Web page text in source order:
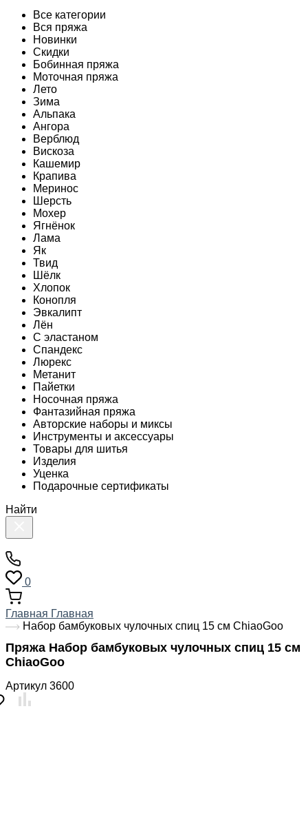
Все категории
Вся пряжа
Новинки
Скидки
Бобинная пряжа
Моточная пряжа
Лето
Зима
Альпака
Ангора
Верблюд
Вискоза
Кашемир
Крапива
Меринос
Шерсть
Мохер
Ягнёнок
Лама
Як
Твид
Шёлк
Хлопок
Конопля
Эвкалипт
Лён
C эластаном
Спандекс
Люрекс
Метанит
Пайетки
Носочная пряжа
Фантазийная пряжа
Авторские наборы и миксы
Инструменты и аксессуары
Товары для шитья
Изделия
Уценка
Подарочные сертификаты
Найти
0
Главная Главная
Набор бамбуковых чулочных спиц 15 см ChiaoGoo
Пряжа Набор бамбуковых чулочных спиц 15 см
ChiaoGoo
Артикул 3600